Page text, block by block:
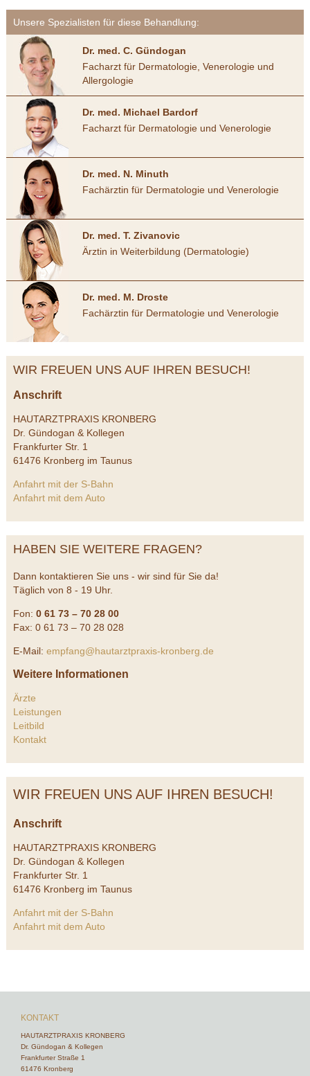
Unsere Spezialisten für diese Behandlung:
Dr. med. C. Gündogan
Facharzt für Dermatologie, Venerologie und
Allergologie
Dr. med. Michael Bardorf
Facharzt für Dermatologie und Venerologie
Dr. med. N. Minuth
Fachärztin für Dermatologie und Venerologie
Dr. med. T. Zivanovic
Ärztin in Weiterbildung (Dermatologie)
Dr. med. M. Droste
Fachärztin für Dermatologie und Venerologie
WIR FREUEN UNS AUF IHREN BESUCH!
Anschrift
HAUTARZTPRAXIS KRONBERG
Dr. Gündogan & Kollegen
Frankfurter Str. 1
61476 Kronberg im Taunus
Anfahrt mit der S-Bahn
Anfahrt mit dem Auto
HABEN SIE WEITERE FRAGEN?
Dann kontaktieren Sie uns - wir sind für Sie da!
Täglich von 8 - 19 Uhr.
Fon: 0 61 73 – 70 28 00
Fax: 0 61 73 – 70 28 028
E-Mail: empfang@hautarztpraxis-kronberg.de
Weitere Informationen
Ärzte
Leistungen
Leitbild
Kontakt
WIR FREUEN UNS AUF IHREN BESUCH!
Anschrift
HAUTARZTPRAXIS KRONBERG
Dr. Gündogan & Kollegen
Frankfurter Str. 1
61476 Kronberg im Taunus
Anfahrt mit der S-Bahn
Anfahrt mit dem Auto
KONTAKT
HAUTARZTPRAXIS KRONBERG
Dr. Gündogan & Kollegen
Frankfurter Straße 1
61476 Kronberg